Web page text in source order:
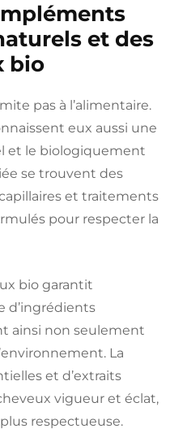
et des
bio
pas à l’alimentaire.
eux aussi une
et le biologiquement
se trouvent des
et traitements
pour respecter la
bio garantit
d’ingrédients
ainsi non seulement
La
et d’extraits
vigueur et éclat,
respectueuse.